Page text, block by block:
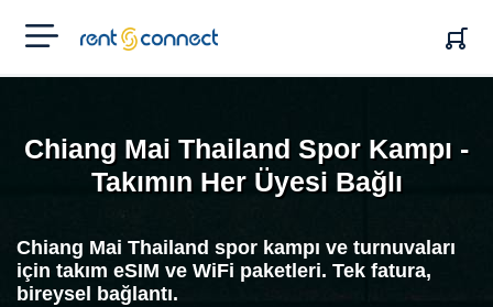
RENT'N
CONNECT
Chiang Mai Thailand Spor Kampı -
Takımın Her Üyesi Bağlı
Chiang Mai Thailand spor kampı ve turnuvaları
için takım eSIM ve WiFi paketleri. Tek fatura,
bireysel bağlantı.